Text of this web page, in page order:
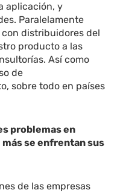
aplicación, y
Paralelamente
distribuidores del
producto a las
Así como
de
sobre todo en países
problemas en
se enfrentan sus
de las empresas